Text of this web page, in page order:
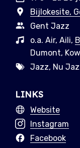
Bijlokesite,
Gent Jazz
o.a. Air, Aili,
Dumont,
Jazz, Nu
LINKS
Website
Instagram
Facebook